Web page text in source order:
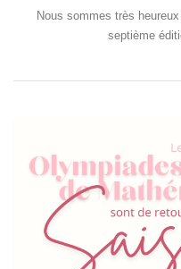
Nous sommes très
septième